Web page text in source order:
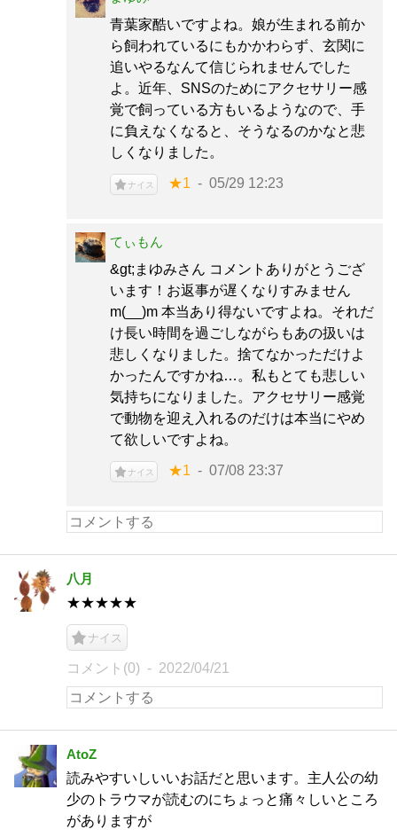
青葉家酷いですよね。娘が生まれる前か
ら飼われているにもかかわらず、玄関に
追いやるなんて信じられませんでした
よ。近年、SNSのためにアクセサリー感
覚で飼っている方もいるようなので、手
に負えなくなると、そうなるのかなと悲
しくなりました。
ナイス ★1 05/29 12:23
てぃもん
&gt;まゆみさん コメントありがとうござ
います！お返事が遅くなりすみません
m(__)m 本当あり得ないですよね。それだ
け長い時間を過ごしながらもあの扱いは
悲しくなりました。捨てなかっただけよ
かったんですかね…。私もとても悲しい
気持ちになりました。アクセサリー感覚
で動物を迎え入れるのだけは本当にやめ
て欲しいですよね。
ナイス ★1 07/08 23:37
八月
★★★★★
ナイス
コメント(0) 2022/04/21
AtoZ
読みやすいしいいお話だと思います。主人公の幼
少のトラウマが読むのにちょっと痛々しいところ
がありますが